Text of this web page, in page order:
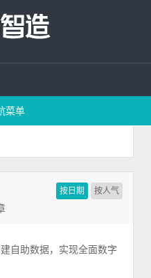
菜单
按日期 按人气
自助数据，实现全面数字